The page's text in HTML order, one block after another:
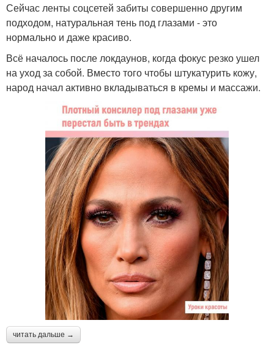
Сейчас ленты соцсетей забиты совершенно другим
подходом, натуральная тень под глазами - это
нормально и даже красиво.
Всё началось после локдаунов, когда фокус резко ушел
на уход за собой. Вместо того чтобы штукатурить кожу,
народ начал активно вкладываться в кремы и массажи.
читать дальше →